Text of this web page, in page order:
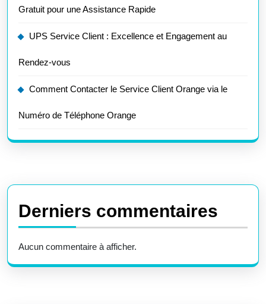
Gratuit pour une Assistance Rapide
UPS Service Client : Excellence et Engagement au
Rendez-vous
Comment Contacter le Service Client Orange via le
Numéro de Téléphone Orange
Derniers commentaires
Aucun commentaire à afficher.